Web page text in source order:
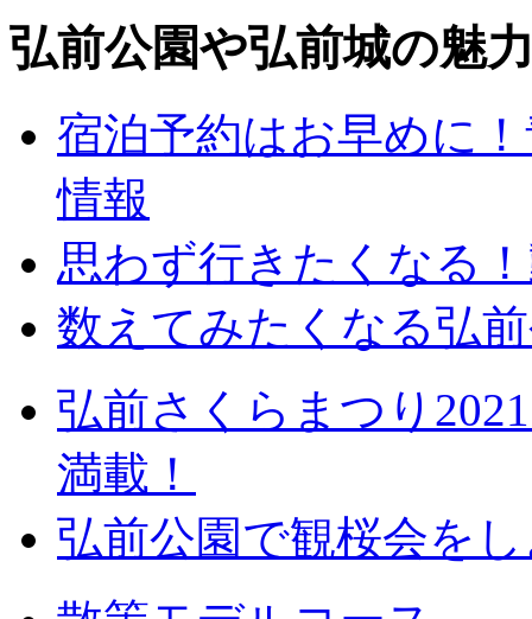
弘前公園や弘前城の魅
宿泊予約はお早めに
情報
思わず行きたくなる
数えてみたくなる弘
弘前さくらまつり
満載！
弘前公園で観桜会を